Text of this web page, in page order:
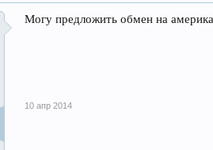
Могу предложить обмен на
10 апр 2014